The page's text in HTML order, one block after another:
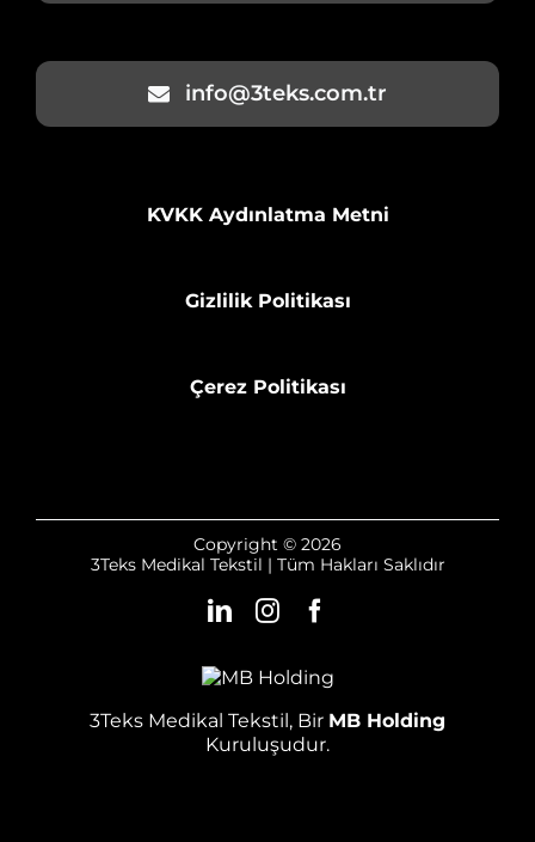
info@3teks.com.tr
KVKK Aydınlatma Metni
Gizlilik Politikası
Çerez Politikası
Copyright © 2026
3Teks Medikal Tekstil | Tüm Hakları Saklıdır
3Teks Medikal Tekstil, Bir MB Holding
Kuruluşudur.